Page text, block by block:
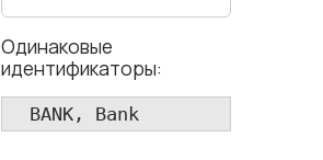
Одинаковые
идентификаторы:
  BANK, Bank